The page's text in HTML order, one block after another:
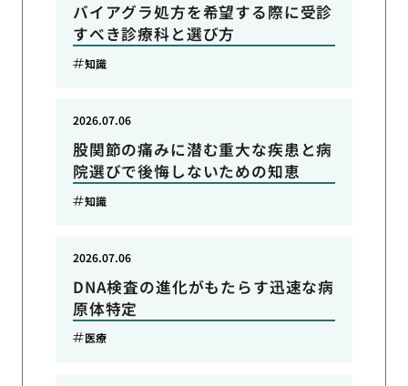
バイアグラ処方を希望する際に受診
すべき診療科と選び方
知識
股関節の痛みに潜む重大な疾患と病
院選びで後悔しないための知恵
2026.07.06
知識
DNA検査の進化がもたらす迅速な病
原体特定
2026.07.06
医療